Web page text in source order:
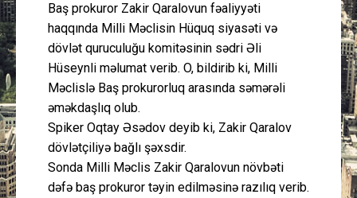
Peşə etikası
Əlaqə
Baş prokuror Zakir Qaralovun fəaliyyəti
haqqında Milli Məclisin Hüquq siyasəti və
dövlət quruculuğu komitəsinin sədri Əli
Hüseynli məlumat verib. O, bildirib ki, Milli
Məclislə Baş prokurorluq arasında səmərəli
əməkdaşlıq olub.
Spiker Oqtay Əsədov deyib ki, Zakir Qaralov
dövlətçiliyə bağlı şəxsdir.
Sonda Milli Məclis Zakir Qaralovun növbəti
dəfə baş prokuror təyin edilməsinə razılıq verib.